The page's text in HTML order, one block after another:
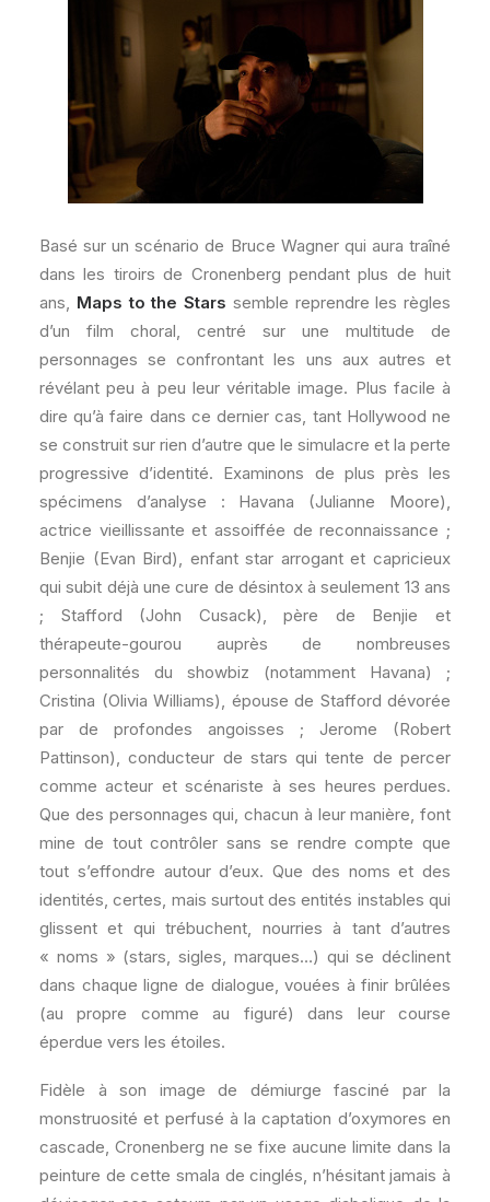
Basé sur un scénario de Bruce Wagner qui aura traîné
dans les tiroirs de Cronenberg pendant plus de huit
ans, Maps to the Stars semble reprendre les règles
d’un film choral, centré sur une multitude de
personnages se confrontant les uns aux autres et
révélant peu à peu leur véritable image. Plus facile à
dire qu’à faire dans ce dernier cas, tant Hollywood ne
se construit sur rien d’autre que le simulacre et la perte
progressive d’identité. Examinons de plus près les
spécimens d’analyse : Havana (Julianne Moore),
actrice vieillissante et assoiffée de reconnaissance ;
Benjie (Evan Bird), enfant star arrogant et capricieux
qui subit déjà une cure de désintox à seulement 13 ans
; Stafford (John Cusack), père de Benjie et
thérapeute-gourou auprès de nombreuses
personnalités du showbiz (notamment Havana) ;
Cristina (Olivia Williams), épouse de Stafford dévorée
par de profondes angoisses ; Jerome (Robert
Pattinson), conducteur de stars qui tente de percer
comme acteur et scénariste à ses heures perdues.
Que des personnages qui, chacun à leur manière, font
mine de tout contrôler sans se rendre compte que
tout s’effondre autour d’eux. Que des noms et des
identités, certes, mais surtout des entités instables qui
glissent et qui trébuchent, nourries à tant d’autres
« noms » (stars, sigles, marques…) qui se déclinent
dans chaque ligne de dialogue, vouées à finir brûlées
(au propre comme au figuré) dans leur course
éperdue vers les étoiles.
Fidèle à son image de démiurge fasciné par la
monstruosité et perfusé à la captation d’oxymores en
cascade, Cronenberg ne se fixe aucune limite dans la
peinture de cette smala de cinglés, n’hésitant jamais à